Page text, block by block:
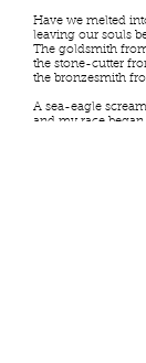
Have we melted
leaving our souls
The goldsmith
the stone-cutter
the bronzesmith
A sea-eagle
and my race